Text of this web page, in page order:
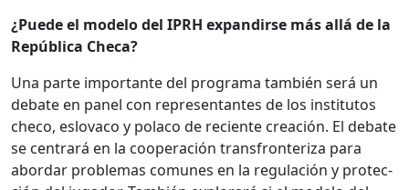
¿Puede el mod­e­lo del IPRH expandirse más allá de la
Repúbli­ca Checa?
Una parte impor­tante del pro­gra­ma tam­bién será un
debate en pan­el con rep­re­sen­tantes de los insti­tu­tos
checo, eslo­va­co y pola­co de reciente creación. El debate
se cen­trará en la coop­eración trans­fron­ter­i­za para
abor­dar prob­le­mas comunes en la reg­u­lación y pro­tec­